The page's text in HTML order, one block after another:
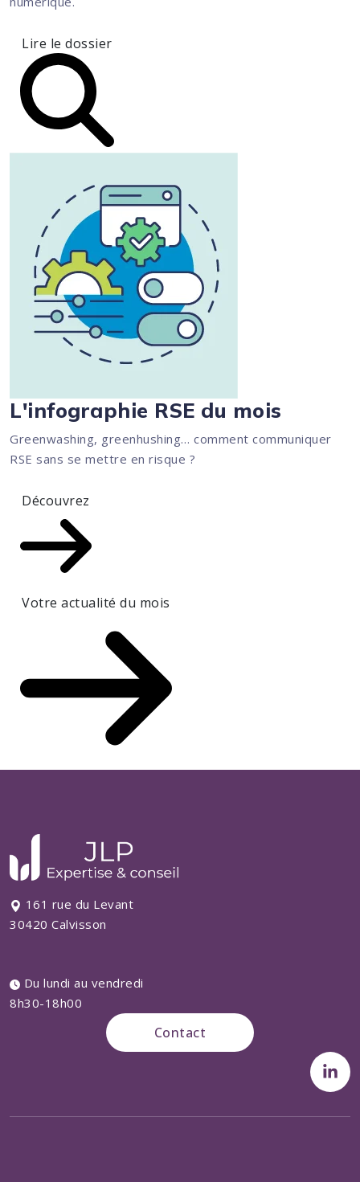
Lire le dossier
L'infographie RSE du mois
Greenwashing, greenhushing… comment communiquer
RSE sans se mettre en risque ?
Découvrez
Votre actualité du mois
161 rue du Levant
30420 Calvisson
Du lundi au vendredi
8h30-18h00
Contact